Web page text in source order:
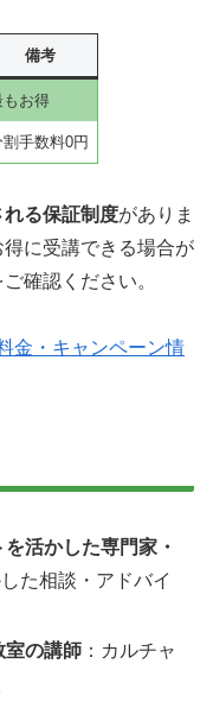
備考
もお得
割手数料0円
る保証制度がありま
に受講できる場合が
確認ください。
金・キャンペーン情
活かした専門家・
た相談・アドバイ
室の講師 ：カルチャ